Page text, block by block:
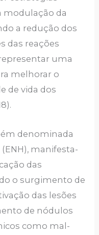
modulação da
a redução dos
das reações
uma
melhorar o
de vida dos
denominada
manifesta-
das
o surgimento de
das lesões
de nódulos
como mal-